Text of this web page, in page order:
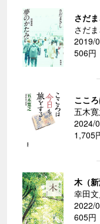
さだ
さだ
2019/
506円
ここ
五木
2024/
1,705
木（新
幸田
2022/
605円